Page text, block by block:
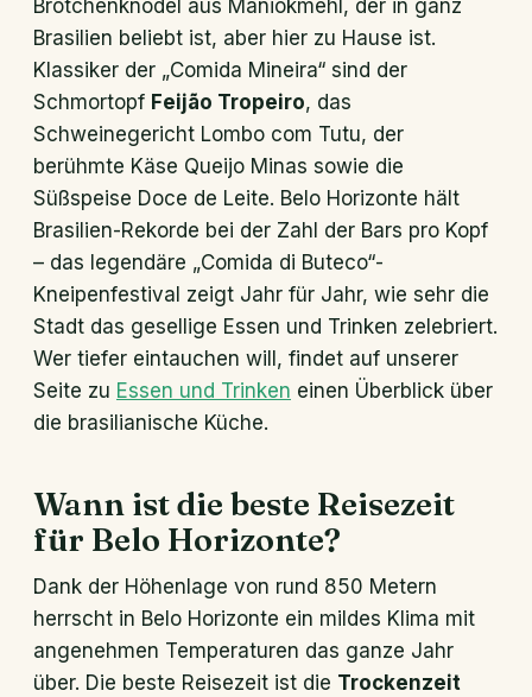
Brötchenknödel aus Maniokmehl, der in ganz
Brasilien beliebt ist, aber hier zu Hause ist.
Klassiker der „Comida Mineira“ sind der
Schmortopf Feijão Tropeiro, das
Schweinegericht Lombo com Tutu, der
berühmte Käse Queijo Minas sowie die
Süßspeise Doce de Leite. Belo Horizonte hält
Brasilien-Rekorde bei der Zahl der Bars pro Kopf
– das legendäre „Comida di Buteco“-
Kneipenfestival zeigt Jahr für Jahr, wie sehr die
Stadt das gesellige Essen und Trinken zelebriert.
Wer tiefer eintauchen will, findet auf unserer
Seite zu Essen und Trinken einen Überblick über
die brasilianische Küche.
Wann ist die beste Reisezeit
für Belo Horizonte?
Dank der Höhenlage von rund 850 Metern
herrscht in Belo Horizonte ein mildes Klima mit
angenehmen Temperaturen das ganze Jahr
über. Die beste Reisezeit ist die Trockenzeit